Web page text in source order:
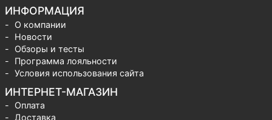
ИНФОРМАЦИЯ
О компании
Новости
Обзоры и тесты
Программа лояльности
Условия использования сайта
ИНТЕРНЕТ-МАГАЗИН
Оплата
Доставка